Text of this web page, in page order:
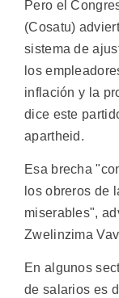
Pero el
(Cosatu)
sistema de
los
inflación y la
dice este
apartheid.
Esa brecha
los obreros de
miserables",
Zwelinzima
En algunos
de salarios es